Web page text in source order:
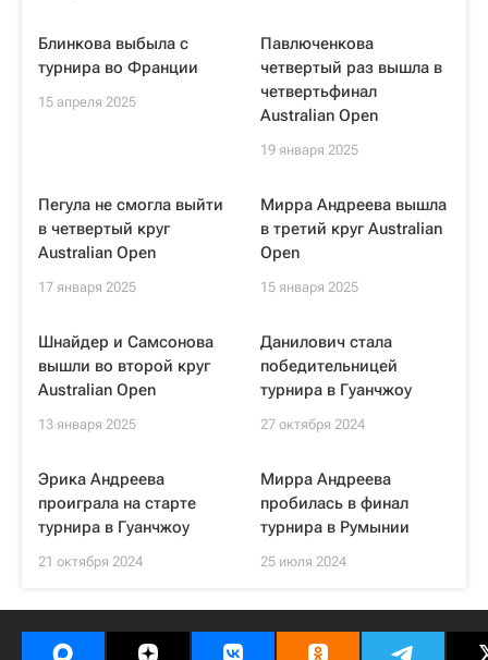
Блинкова выбыла с
турнира во Франции
15 апреля 2025
Павлюченкова
четвертый раз вышла в
четвертьфинал
Australian Open
19 января 2025
Пегула не смогла выйти
в четвертый круг
Australian Open
17 января 2025
Мирра Андреева вышла
в третий круг Australian
Open
15 января 2025
Шнайдер и Самсонова
вышли во второй круг
Australian Open
13 января 2025
Данилович стала
победительницей
турнира в Гуанчжоу
27 октября 2024
Эрика Андреева
проиграла на старте
турнира в Гуанчжоу
21 октября 2024
Мирра Андреева
пробилась в финал
турнира в Румынии
25 июля 2024